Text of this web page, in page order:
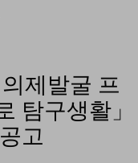
제발굴 프
탐구생활」
고